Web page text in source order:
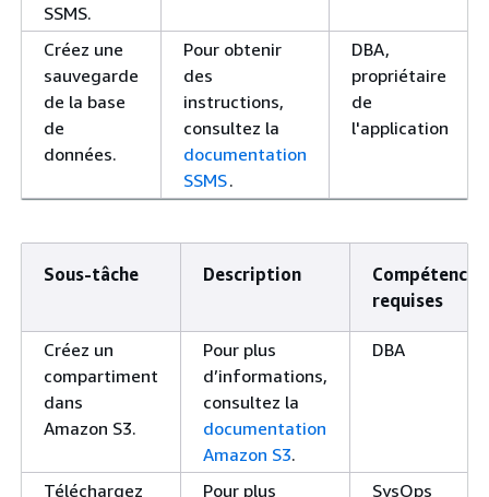
SSMS.
Créez une
sauvegarde
de la base
de
données.
Pour obtenir
des
instructions,
consultez la
documentation
SSMS.
DBA,
propriétaire
de
l'application
Sous-tâche Description
Compétences
requises
Créez un
compartiment
dans
Amazon S3.
Pour plus
d’informations,
consultez la
documentation
Amazon S3.
DBA
Téléchargez
Pour plus
SysOps